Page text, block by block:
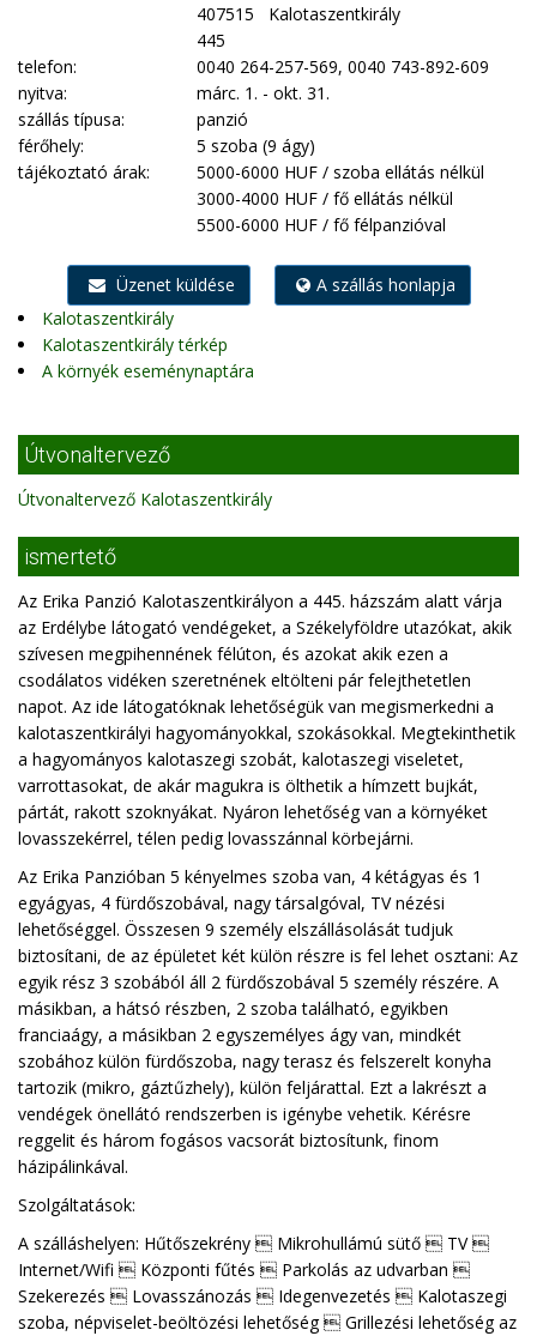
407515 Kalotaszentkirály
445
telefon:
0040 264-257-569, 0040 743-892-609
nyitva:
márc. 1. - okt. 31.
szállás típusa:
panzió
férőhely:
5 szoba (9 ágy)
tájékoztató árak:
5000-6000 HUF / szoba ellátás nélkül
3000-4000 HUF / fő ellátás nélkül
5500-6000 HUF / fő félpanzióval
Üzenet küldése
A szállás honlapja
Kalotaszentkirály
Kalotaszentkirály térkép
A környék eseménynaptára
Útvonaltervező
Útvonaltervező Kalotaszentkirály
ismertető
Az Erika Panzió Kalotaszentkirályon a 445. házszám alatt várja
az Erdélybe látogató vendégeket, a Székelyföldre utazókat, akik
szívesen megpihennének félúton, és azokat akik ezen a
csodálatos vidéken szeretnének eltölteni pár felejthetetlen
napot. Az ide látogatóknak lehetőségük van megismerkedni a
kalotaszentkirályi hagyományokkal, szokásokkal. Megtekinthetik
a hagyományos kalotaszegi szobát, kalotaszegi viseletet,
varrottasokat, de akár magukra is ölthetik a hímzett bujkát,
pártát, rakott szoknyákat. Nyáron lehetőség van a környéket
lovasszekérrel, télen pedig lovasszánnal körbejárni.
Az Erika Panzióban 5 kényelmes szoba van, 4 kétágyas és 1
egyágyas, 4 fürdőszobával, nagy társalgóval, TV nézési
lehetőséggel. Összesen 9 személy elszállásolását tudjuk
biztosítani, de az épületet két külön részre is fel lehet osztani: Az
egyik rész 3 szobából áll 2 fürdőszobával 5 személy részére. A
másikban, a hátsó részben, 2 szoba található, egyikben
franciaágy, a másikban 2 egyszemélyes ágy van, mindkét
szobához külön fürdőszoba, nagy terasz és felszerelt konyha
tartozik (mikro, gáztűzhely), külön feljárattal. Ezt a lakrészt a
vendégek önellátó rendszerben is igénybe vehetik. Kérésre
reggelit és három fogásos vacsorát biztosítunk, finom
házipálinkával.
Szolgáltatások:
A szálláshelyen: Hűtőszekrény  Mikrohullámú sütő  TV 
Internet/Wifi  Központi fűtés  Parkolás az udvarban 
Szekerezés  Lovasszánozás  Idegenvezetés  Kalotaszegi
szoba, népviselet-beöltözési lehetőség  Grillezési lehetőség az